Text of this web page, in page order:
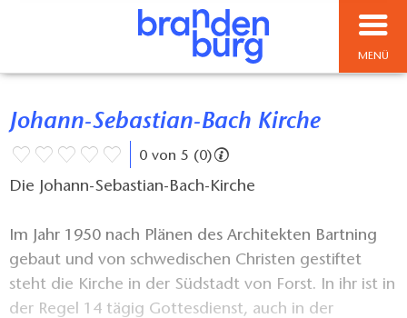
MENÜ
Johann-Sebastian-Bach Kirche
0 von 5 (0)
Die Johann-Sebastian-Bach-Kirche
Im Jahr 1950 nach Plänen des Architekten Bartning
gebaut und von schwedischen Christen gestiftet
steht die Kirche in der Südstadt von Forst. In ihr ist in
der Regel 14 tägig Gottesdienst, auch in der